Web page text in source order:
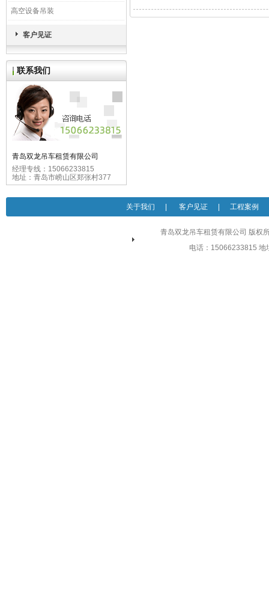
高空设备吊装
客户见证
联系我们
青岛双龙吊车租赁有限公司
经理专线：15066233815
地址：青岛市崂山区郑张村377
关于我们 客户见证 工程案例
青岛双龙吊车租赁有限公司 版权
电话：15066233815 地